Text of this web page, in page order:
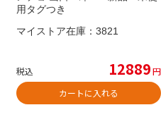
用タグつき
マイストア在庫： 3821
税込 12889円
カートに入れる